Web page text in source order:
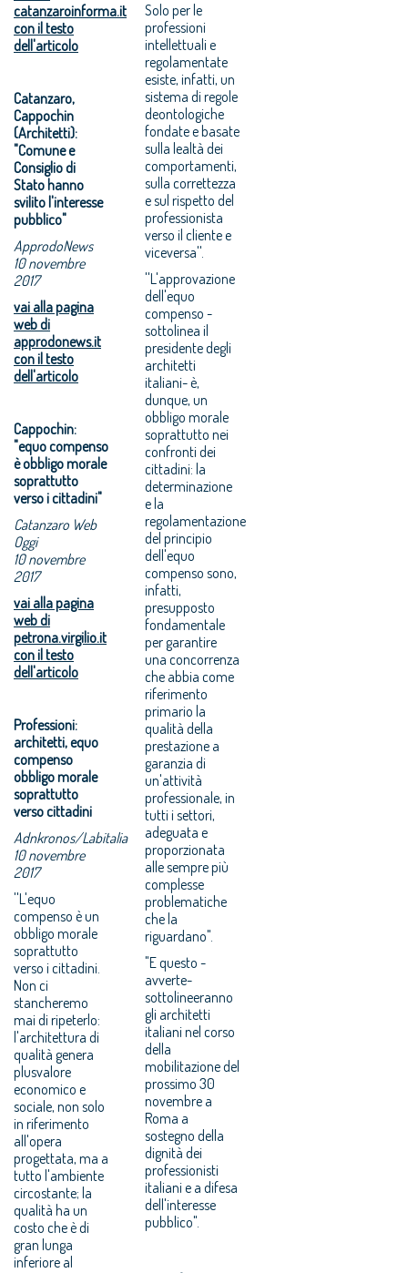
catanzaroinforma.it
con il testo
dell'articolo
Catanzaro,
Cappochin
(Architetti):
"Comune e
Consiglio di
Stato hanno
svilito l'interesse
pubblico"
ApprodoNews
10 novembre
2017
vai alla pagina
web di
approdonews.it
con il testo
dell'articolo
Cappochin:
"equo compenso
è obbligo morale
soprattutto
verso i cittadini"
Catanzaro Web
Oggi
10 novembre
2017
vai alla pagina
web di
petrona.virgilio.it
con il testo
dell'articolo
Professioni:
architetti, equo
compenso
obbligo morale
soprattutto
verso cittadini
Adnkronos/Labitalia
10 novembre
2017
''L'equo
compenso è un
obbligo morale
soprattutto
verso i cittadini.
Non ci
stancheremo
mai di ripeterlo:
l'architettura di
qualità genera
plusvalore
economico e
sociale, non solo
in riferimento
all'opera
progettata, ma a
tutto l'ambiente
circostante; la
qualità ha un
costo che è di
gran lunga
inferiore al
Solo per le
professioni
intellettuali e
regolamentate
esiste, infatti, un
sistema di regole
deontologiche
fondate e basate
sulla lealtà dei
comportamenti,
sulla correttezza
e sul rispetto del
professionista
verso il cliente e
viceversa''.
''L'approvazione
dell'equo
compenso -
sottolinea il
presidente degli
architetti
italiani- è,
dunque, un
obbligo morale
soprattutto nei
confronti dei
cittadini: la
determinazione
e la
regolamentazione
del principio
dell'equo
compenso sono,
infatti,
presupposto
fondamentale
per garantire
una concorrenza
che abbia come
riferimento
primario la
qualità della
prestazione a
garanzia di
un'attività
professionale, in
tutti i settori,
adeguata e
proporzionata
alle sempre più
complesse
problematiche
che la
riguardano".
"E questo -
avverte-
sottolineeranno
gli architetti
italiani nel corso
della
mobilitazione del
prossimo 30
novembre a
Roma a
sostegno della
dignità dei
professionisti
italiani e a difesa
dell'interesse
pubblico".